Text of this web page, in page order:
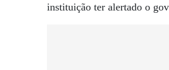
instituição ter alertado o